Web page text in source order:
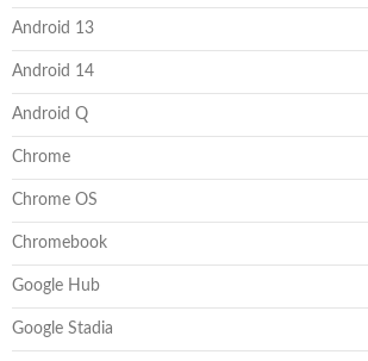
Android 13
Android 14
Android Q
Chrome
Chrome OS
Chromebook
Google Hub
Google Stadia